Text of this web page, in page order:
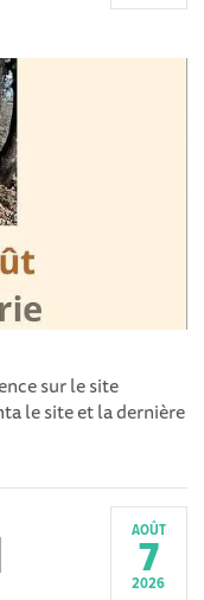
sur le site
le site et la dernière
AOÛT
7
2026